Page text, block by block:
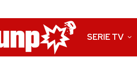
SERIE TV